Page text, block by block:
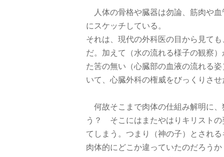
人体の骨格や臓器は勿論、筋肉や
にスケッチしている。
それは、現代の外科医の目から見て
だ。加えて（水の流れる様子の観察
た筈の無い（心臓部の血液の流れる
いて、心臓外科の権威をびっくりさせ
何故そこまで肉体の仕組み解明に
う？ そこにはまたやはりキリスト
てしまう。つまり（神の子）とされ
肉体的にどこか違っていたのだろう